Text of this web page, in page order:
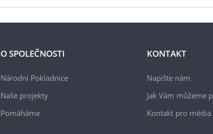
O SPOLEČNOSTI
Národní Pokladnice
Naše projekty
Pomáháme
KONTAKT
Napište nám
Jak Vám můžeme
Kontakt pro média